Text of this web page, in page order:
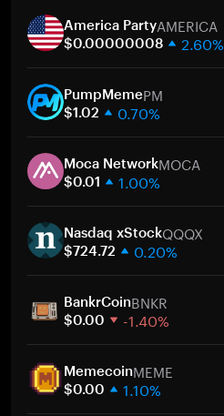
30 gün
Piyasa değeri
America PartyAMERICA
$0.00000008 2.60%
30 gün
Piyasa değeri
PumpMemePM
$1.02 0.70%
30 gün
Piyasa değeri
Moca NetworkMOCA
$0.01 1.00%
30 gün
Piyasa değeri
Nasdaq xStockQQQX
$724.72 0.20%
30 gün
Piyasa değeri
BankrCoinBNKR
$0.00 -1.40%
30 gün
Piyasa değeri
MemecoinMEME
$0.00 1.10%